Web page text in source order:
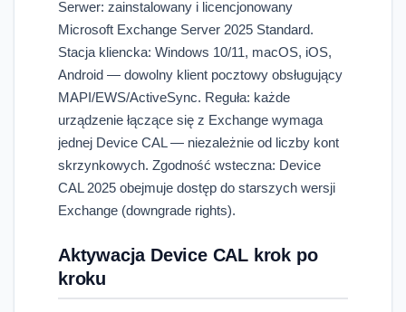
Serwer: zainstalowany i licencjonowany
Microsoft Exchange Server 2025 Standard.
Stacja kliencka: Windows 10/11, macOS, iOS,
Android — dowolny klient pocztowy obsługujący
MAPI/EWS/ActiveSync. Reguła: każde
urządzenie łączące się z Exchange wymaga
jednej Device CAL — niezależnie od liczby kont
skrzynkowych. Zgodność wsteczna: Device
CAL 2025 obejmuje dostęp do starszych wersji
Exchange (downgrade rights).
Aktywacja Device CAL krok po
kroku